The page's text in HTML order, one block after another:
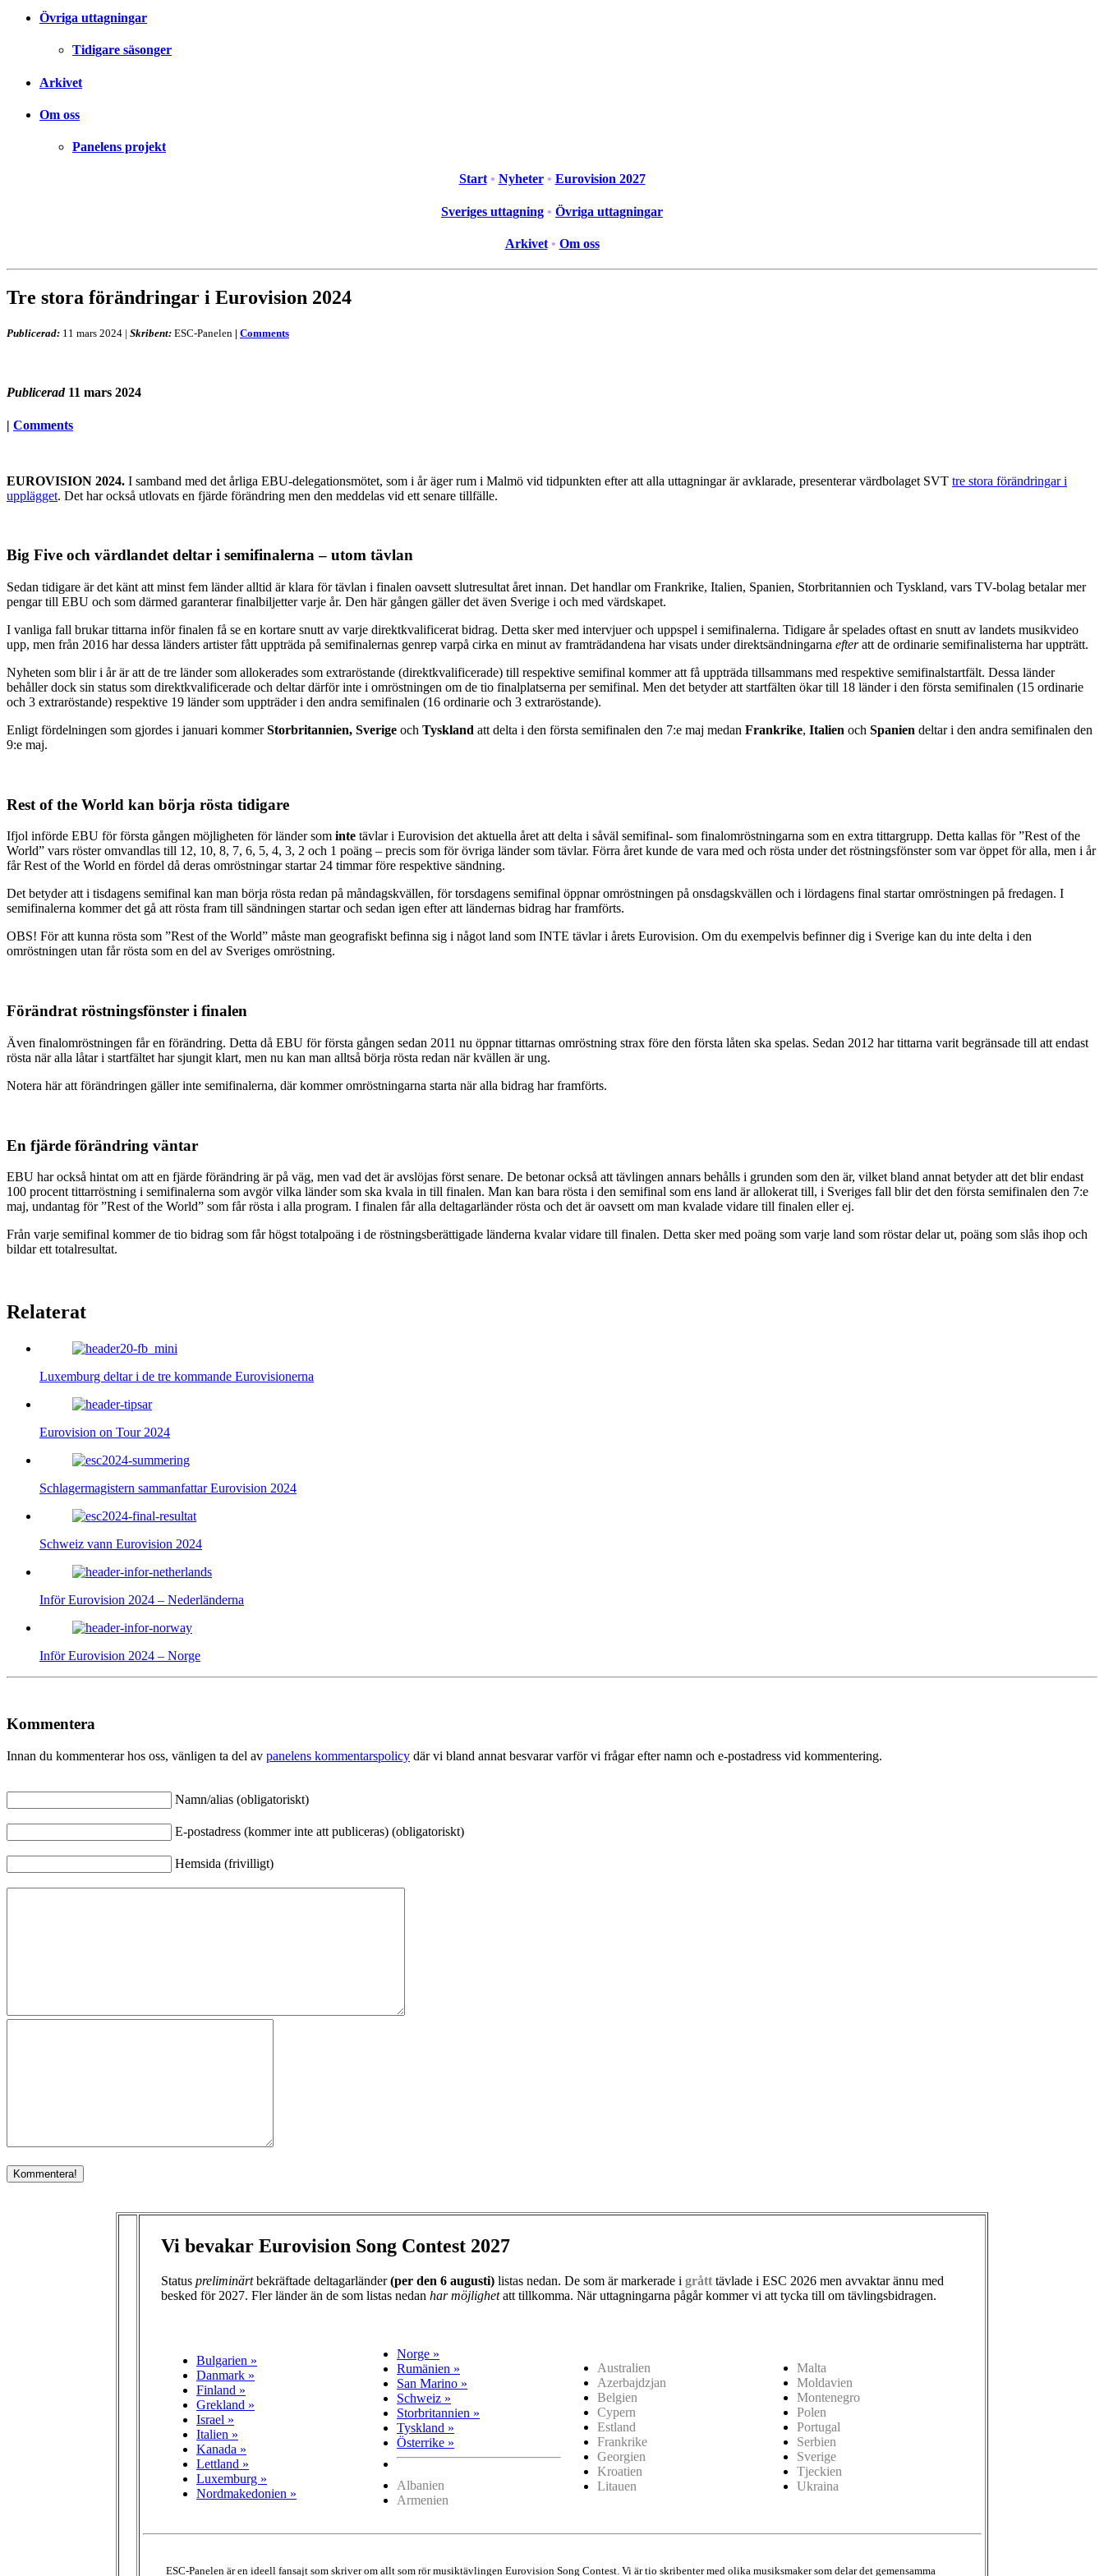
Övriga uttagningar
Tidigare säsonger
Arkivet
Om oss
Panelens projekt
Start • Nyheter • Eurovision 2027
Sveriges uttagning • Övriga uttagningar
Arkivet • Om oss
Tre stora förändringar i Eurovision 2024
Publicerad: 11 mars 2024 | Skribent: ESC-Panelen | Comments
Publicerad 11 mars 2024
| Comments
EUROVISION 2024. I samband med det årliga EBU-delegationsmötet, som i år äger rum i Malmö vid tidpunkten efter att alla uttagningar är avklarade, presenterar värdbolaget SVT tre stora förändringar i
upplägget. Det har också utlovats en fjärde förändring men den meddelas vid ett senare tillfälle.
Big Five och värdlandet deltar i semifinalerna – utom tävlan
Sedan tidigare är det känt att minst fem länder alltid är klara för tävlan i finalen oavsett slutresultat året innan. Det handlar om Frankrike, Italien, Spanien, Storbritannien och Tyskland, vars TV-bolag betalar mer
pengar till EBU och som därmed garanterar finalbiljetter varje år. Den här gången gäller det även Sverige i och med värdskapet.
I vanliga fall brukar tittarna inför finalen få se en kortare snutt av varje direktkvalificerat bidrag. Detta sker med intervjuer och uppspel i semifinalerna. Tidigare år spelades oftast en snutt av landets musikvideo
upp, men från 2016 har dessa länders artister fått uppträda på semifinalernas genrep varpå cirka en minut av framträdandena har visats under direktsändningarna efteratt de ordinarie semifinalisterna har uppträtt.
Nyheten som blir i år är att de tre länder som allokerades som extraröstande (direktkvalificerade) till respektive semifinal kommer att få uppträda tillsammans med respektive semifinalstartfält. Dessa länder
behåller dock sin status som direktkvalificerade och deltar därför inte i omröstningen om de tio finalplatserna per semifinal. Men det betyder att startfälten ökar till 18 länder i den första semifinalen (15 ordinarie
och 3 extraröstande) respektive 19 länder som uppträder i den andra semifinalen (16 ordinarie och 3 extraröstande).
Enligt fördelningen som gjordes i januari kommerStorbritannien, Sverige och Tyskland att delta i den första semifinalen den 7:e maj medan Frankrike, Italien och Spanien deltar i den andra semifinalen den
9:e maj.
Rest of the World kan börja rösta tidigare
Ifjol införde EBU för första gången möjligheten för länder som inte tävlar i Eurovision det aktuella året att delta i såväl semifinal- som finalomröstningarna som en extra tittargrupp. Detta kallas för ”Rest of the
World” vars röster omvandlas till 12, 10, 8, 7, 6, 5, 4, 3, 2 och 1 poäng – precis som för övriga länder som tävlar. Förra året kunde de vara med och rösta under det röstningsfönster som var öppet för alla, men i år
får Rest of the World en fördel då deras omröstningar startar 24 timmar före respektive sändning.
Det betyder att i tisdagens semifinal kan man börja rösta redan på måndagskvällen, för torsdagens semifinal öppnar omröstningen på onsdagskvällen och i lördagens final startar omröstningen på fredagen. I
semifinalerna kommer det gå att rösta fram till sändningen startar och sedan igen efter att ländernas bidrag har framförts.
OBS! För att kunna rösta som ”Rest of the World” måste man geografiskt befinna sig i något land som INTE tävlar i årets Eurovision. Om du exempelvis befinner dig i Sverige kan du inte delta i den
omröstningen utan får rösta som en del av Sveriges omröstning.
Förändrat röstningsfönster i finalen
Även finalomröstningen får en förändring. Detta då EBU för första gången sedan 2011 nu öppnar tittarnas omröstning strax före den första låten ska spelas. Sedan 2012 har tittarna varit begränsade till att endast
rösta när alla låtar i startfältet har sjungit klart, men nu kan man alltså börja rösta redan när kvällen är ung.
Notera här att förändringen gäller inte semifinalerna, där kommer omröstningarna starta när alla bidrag har framförts.
En fjärde förändring väntar
EBU har också hintat om att en fjärde förändring är på väg, men vad det är avslöjas först senare. De betonar också att tävlingen annars behålls i grunden som den är, vilket bland annat betyder att det blir endast
100 procent tittarröstning i semifinalerna som avgör vilka länder som ska kvala in till finalen. Man kan bara rösta i den semifinal som ens land är allokerat till, i Sveriges fall blir det den första semifinalen den 7:e
maj, undantag för ”Rest of the World” som får rösta i alla program. I finalen får alla deltagarländer rösta och det är oavsett om man kvalade vidare till finalen eller ej.
Från varje semifinal kommer de tio bidrag som får högst totalpoäng i de röstningsberättigade länderna kvalar vidare till finalen. Detta sker med poäng som varje land som röstar delar ut, poäng som slås ihop och
bildar ett totalresultat.
Relaterat
Luxemburg deltar i de tre kommande Eurovisionerna
Eurovision on Tour 2024
Schlagermagistern sammanfattar Eurovision 2024
Schweiz vann Eurovision 2024
Inför Eurovision 2024 – Nederländerna
Inför Eurovision 2024 – Norge
Kommentera
Innan du kommenterar hos oss, vänligen ta del av panelens kommentarspolicy där vi bland annat besvarar varför vi frågar efter namn och e-postadress vid kommentering.
Namn/alias (obligatoriskt)
E-postadress (kommer inte att publiceras) (obligatoriskt)
Hemsida (frivilligt)
Vi bevakar Eurovision Song Contest 2027
Status preliminärtbekräftade deltagarländer(per den 6 augusti) listas nedan. De som är markerade i grått tävlade i ESC 2026 men avvaktar ännu med
besked för 2027. Fler länder än de som listas nedan har möjlighetatt tillkomma. När uttagningarna pågår kommer vi att tycka till om tävlingsbidragen.
Bulgarien »
Danmark »
Finland »
Grekland »
Israel »
Italien »
Kanada »
Lettland »
Luxemburg »
Nordmakedonien »
Norge »
Rumänien »
San Marino »
Schweiz »
Storbritannien »
Tyskland »
Österrike »
Albanien
Armenien
Australien
Azerbajdzjan
Belgien
Cypern
Estland
Frankrike
Georgien
Kroatien
Litauen
Malta
Moldavien
Montenegro
Polen
Portugal
Serbien
Sverige
Tjeckien
Ukraina
ESC-Panelen är en ideell fansajt som skriver om allt som rör musiktävlingen Eurovision Song Contest. Vi är tio skribenter med olika musiksmaker som delar det gemensamma